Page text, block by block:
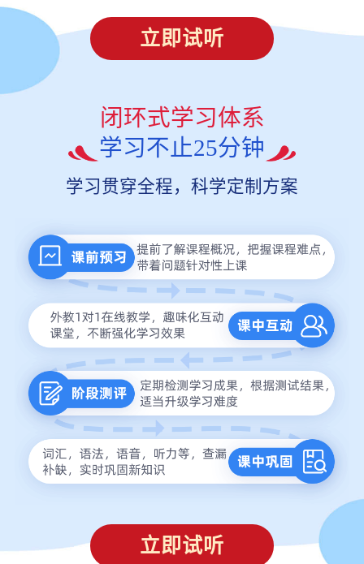
立即试听
闭环式学习体系
学习不止25分钟
学习贯穿全程，科学定制方案
立即试听